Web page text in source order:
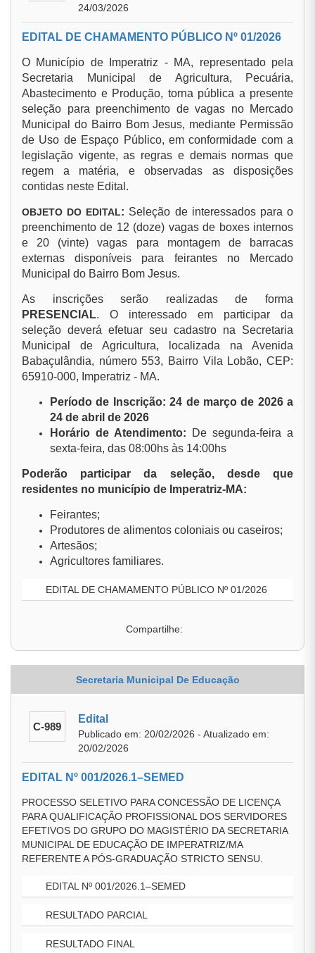
24/03/2026
EDITAL DE CHAMAMENTO PÚBLICO Nº 01/2026
O Município de Imperatriz - MA, representado pela
Secretaria Municipal de Agricultura, Pecuária,
Abastecimento e Produção, torna pública a presente
seleção para preenchimento de vagas no Mercado
Municipal do Bairro Bom Jesus, mediante Permissão
de Uso de Espaço Público, em conformidade com a
legislação vigente, as regras e demais normas que
regem a matéria, e observadas as disposições
contidas neste Edital.
OBJETO DO EDITAL: Seleção de interessados para o
preenchimento de 12 (doze) vagas de boxes internos
e 20 (vinte) vagas para montagem de barracas
externas disponíveis para feirantes no Mercado
Municipal do Bairro Bom Jesus.
As inscrições serão realizadas de forma
PRESENCIAL. O interessado em participar da
seleção deverá efetuar seu cadastro na Secretaria
Municipal de Agricultura, localizada na Avenida
Babaçulândia, número 553, Bairro Vila Lobão, CEP:
65910-000, Imperatriz - MA.
Período de Inscrição: 24 de março de 2026 a
24 de abril de 2026
Horário de Atendimento: De segunda-feira a
sexta-feira, das 08:00hs às 14:00hs
Poderão participar da seleção, desde que
residentes no município de Imperatriz-MA:
Feirantes;
Produtores de alimentos coloniais ou caseiros;
Artesãos;
Agricultores familiares.
EDITAL DE CHAMAMENTO PÚBLICO Nº 01/2026
Compartilhe:
Secretaria Municipal De Educação
C-989
Edital
Publicado em: 20/02/2026 - Atualizado em:
20/02/2026
EDITAL Nº 001/2026.1–SEMED
PROCESSO SELETIVO PARA CONCESSÃO DE LICENÇA
PARA QUALIFICAÇÃO PROFISSIONAL DOS SERVIDORES
EFETIVOS DO GRUPO DO MAGISTÉRIO DA SECRETARIA
MUNICIPAL DE EDUCAÇÃO DE IMPERATRIZ/MA
REFERENTE A PÓS-GRADUAÇÃO STRICTO SENSU.
EDITAL Nº 001/2026.1–SEMED
RESULTADO PARCIAL
RESULTADO FINAL